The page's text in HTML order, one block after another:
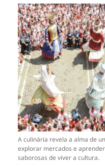
A culinária revela a alma de
explorar mercados e
saborosas de viver a cultura.